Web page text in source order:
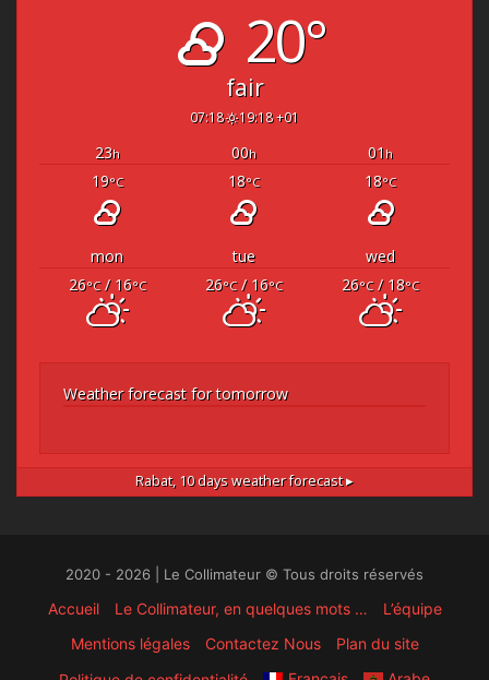
20°
fair
07:18 19:18 +01
23h 00h 01 h
19°C 18°C 18°C
mon tue
wed
26°C/ 16°C 26°C/ 16°C 26°C/ 18°C
Weather forecast for tomorrow
Rabat, 10 days weather forecast ▸
2020 - 2026 | Le Collimateur © Tous droits réservés
Accueil Le Collimateur, en quelques mots …
L’équipe
Mentions légales
Contactez Nous
Plan du site